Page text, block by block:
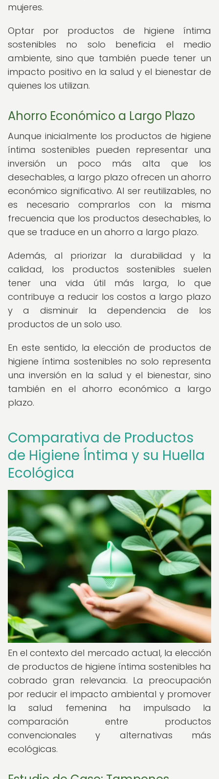
mujeres.
Optar por productos de higiene íntima
sostenibles no solo beneficia el medio
ambiente, sino que también puede tener un
impacto positivo en la salud y el bienestar de
quienes los utilizan.
Ahorro Económico a Largo Plazo
Aunque inicialmente los productos de higiene
íntima sostenibles pueden representar una
inversión un poco más alta que los
desechables, a largo plazo ofrecen un ahorro
económico significativo. Al ser reutilizables, no
es necesario comprarlos con la misma
frecuencia que los productos desechables, lo
que se traduce en un ahorro a largo plazo.
Además, al priorizar la durabilidad y la
calidad, los productos sostenibles suelen
tener una vida útil más larga, lo que
contribuye a reducir los costos a largo plazo
y a disminuir la dependencia de los
productos de un solo uso.
En este sentido, la elección de productos de
higiene íntima sostenibles no solo representa
una inversión en la salud y el bienestar, sino
también en el ahorro económico a largo
plazo.
Comparativa de Productos
de Higiene Íntima y su Huella
Ecológica
En el contexto del mercado actual, la elección
de productos de higiene íntima sostenibles ha
cobrado gran relevancia. La preocupación
por reducir el impacto ambiental y promover
la salud femenina ha impulsado la
comparación entre productos
convencionales y alternativas más
ecológicas.